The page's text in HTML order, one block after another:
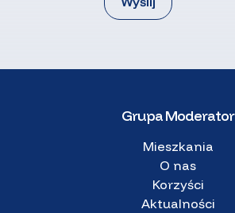
Grupa Moderator
Mieszkania
O nas
Korzyści
Aktualności